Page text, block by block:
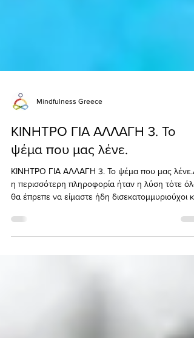
Mindfulness Greece
ΚΙΝΗΤΡΟ ΓΙΑ ΑΛΛΑΓΗ 3. Το
ψέμα που μας λένε.
ΚΙΝΗΤΡΟ ΓΙΑ ΑΛΛΑΓΗ 3. Το ψέμα που μας
η περισσότερη πληροφορία ήταν η λύση τότε